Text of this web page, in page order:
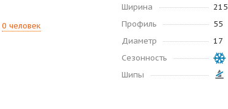
0 человек
Ширина
215
Профиль
55
Диаметр
17
Сезонность
Шипы